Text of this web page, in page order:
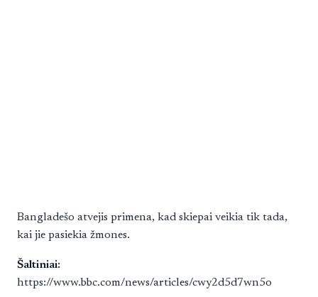
Bangladešo atvejis primena, kad skiepai veikia tik tada,
kai jie pasiekia žmones.
Šaltiniai:
https://www.bbc.com/news/articles/cwy2d5d7wn5o